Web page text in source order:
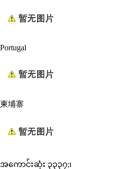
Portugal
柬埔寨
အကောင်းဆုံး ၃၃၃၇;၊